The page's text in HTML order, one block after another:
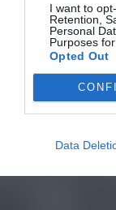
I want to
Retention,
Personal
Purposes
Opted Out
Data